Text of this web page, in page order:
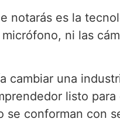
notarás es la
ni las
cambiar una
listo
se conforman con